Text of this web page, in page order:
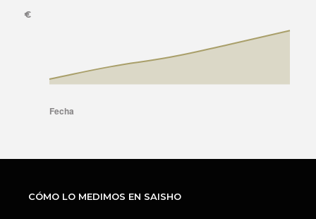
CÓMO LO MEDIMOS EN SAISHO